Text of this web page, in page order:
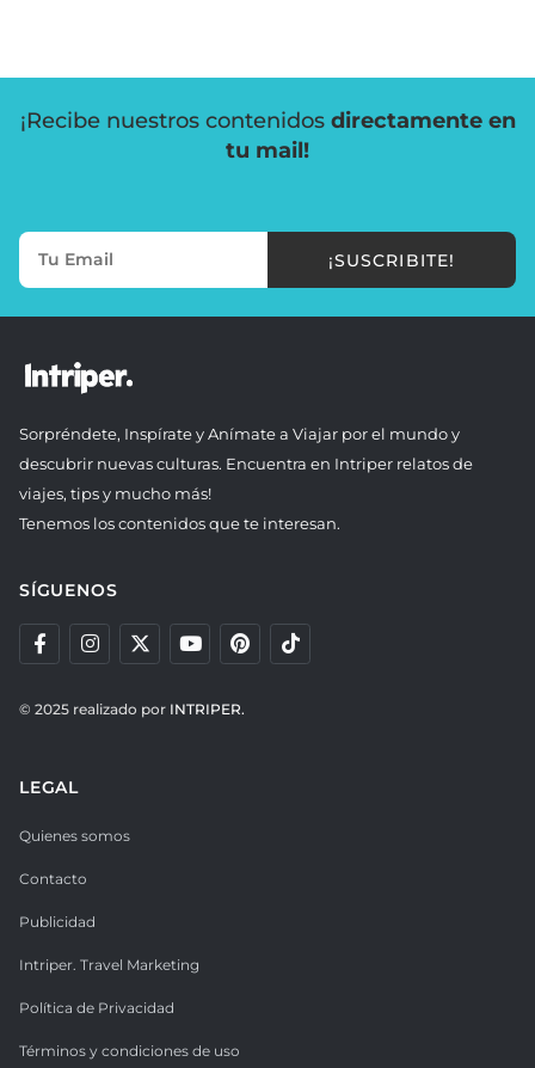
¡Recibe nuestros contenidos directamente en
tu mail!
¡SUSCRIBITE!
Sorpréndete, Inspírate y Anímate a Viajar por el mundo y
descubrir nuevas culturas. Encuentra en Intriper relatos de
viajes, tips y mucho más!
Tenemos los contenidos que te interesan.
SÍGUENOS
© 2025 realizado por INTRIPER.
LEGAL
Quienes somos
Contacto
Publicidad
Intriper. Travel Marketing
Política de Privacidad
Términos y condiciones de uso